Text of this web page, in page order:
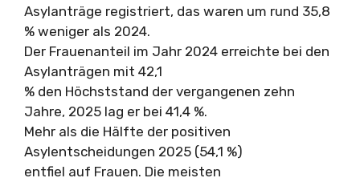
Asylanträge registriert, das waren um rund 35,8
% weniger als 2024.
Der Frauenanteil im Jahr 2024 erreichte bei den
Asylanträgen mit 42,1
% den Höchststand der vergangenen zehn
Jahre, 2025 lag er bei 41,4 %.
Mehr als die Hälfte der positiven
Asylentscheidungen 2025 (54,1 %)
entfiel auf Frauen. Die meisten